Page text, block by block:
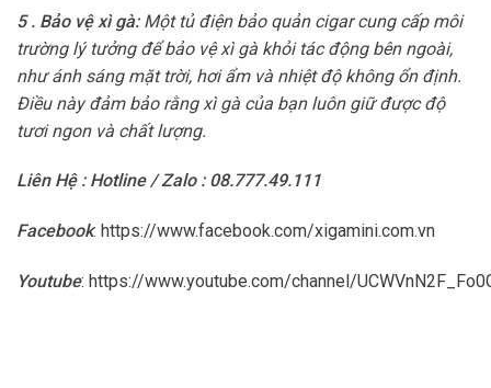
5 . Bảo vệ xì gà:Một tủ điện bảo quản cigar cung cấp môi
trường lý tưởng để bảo vệ xì gà khỏi tác động bên ngoài,
như ánh sáng mặt trời, hơi ẩm và nhiệt độ không ổn định.
Điều này đảm bảo rằng xì gà của bạn luôn giữ được độ
tươi ngon và chất lượng.
Liên Hệ : Hotline / Zalo : 08.777.49.111
Facebook: https://www.facebook.com/xigamini.com.vn
Youtube: https://www.youtube.com/channel/